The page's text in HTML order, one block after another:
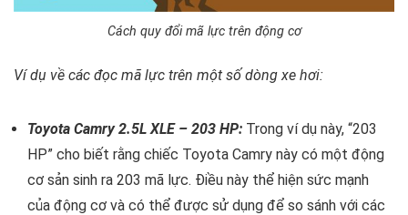
Cách quy đổi mã lực trên động cơ
Ví dụ về các đọc mã lực trên một số dòng xe hơi:
Toyota Camry 2.5L XLE – 203 HP: Trong ví dụ này, “203
HP” cho biết rằng chiếc Toyota Camry này có một động
cơ sản sinh ra 203 mã lực. Điều này thể hiện sức mạnh
của động cơ và có thể được sử dụng để so sánh với các